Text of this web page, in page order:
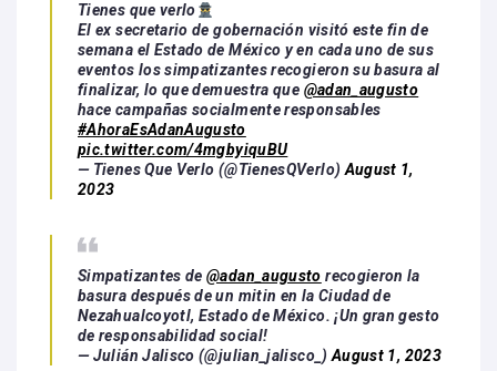
Tienes que verlo
El ex secretario de gobernación visitó este fin de
semana el Estado de México y en cada uno de sus
eventos los simpatizantes recogieron su basura al
finalizar, lo que demuestra que @adan_augusto
hace campañas socialmente responsables
#AhoraEsAdanAugusto
pic.twitter.com/4mgbyiquBU
— Tienes Que Verlo (@TienesQVerlo)August 1,
2023
Simpatizantes de@adan_augusto recogieron la
basura después de un mitin en la Ciudad de
Nezahualcoyotl, Estado de México. ¡Un gran gesto
de responsabilidad social!
— Julián Jalisco (@julian_jalisco_)August 1, 2023